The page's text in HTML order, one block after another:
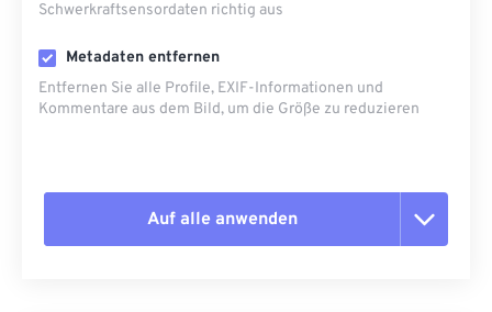
Schwerkraftsensordaten richtig aus
Metadaten entfernen
Entfernen Sie alle Profile, EXIF-Informationen und
Kommentare aus dem Bild, um die Größe zu reduzieren
Auf alle anwenden